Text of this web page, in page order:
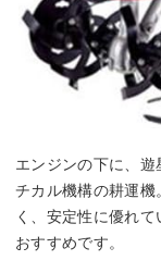
エンジンの下に、
チカル機構の耕運機
く、安定性に優れ
おすすめです。